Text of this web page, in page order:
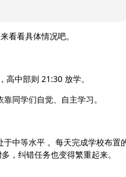
看看具体情况吧。
中部则 21:30 放学。
同学们自觉、自主学习。
中等水平 。每天完成学校布置
多，纠错任务也变得繁重起来